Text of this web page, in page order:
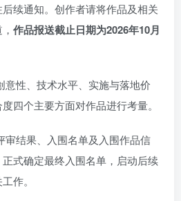
续通知。创作者请将作品及相关
作品报送截止日期为2026年10月
意性、技术水平、实施与落地价
四个主要方面对作品进行考量。
审结果、入围名单及入围作品信
式确定最终入围名单，启动后续
作。